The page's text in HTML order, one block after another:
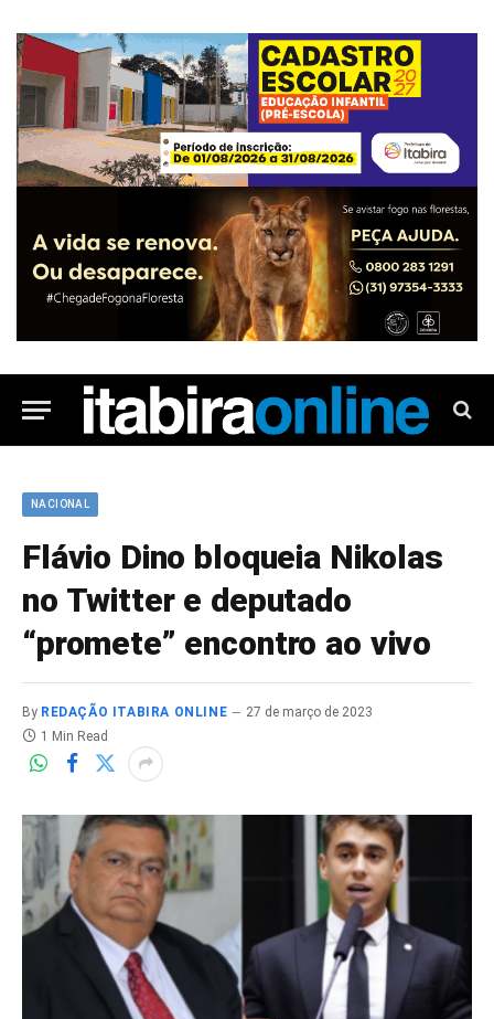
NACIONAL
Flávio Dino bloqueia Nikolas
no Twitter e deputado
“promete” encontro ao vivo
By REDAÇÃO ITABIRA ONLINE
27 de março de 2023
1 Min Read